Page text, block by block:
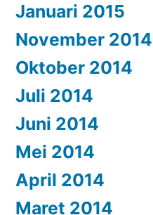
Januari 2015
November 2014
Oktober 2014
Juli 2014
Juni 2014
Mei 2014
April 2014
Maret 2014